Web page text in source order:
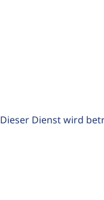
Dieser Dienst wird